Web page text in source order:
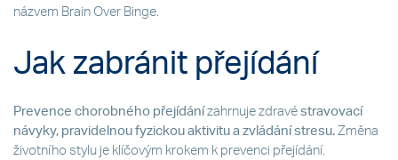
názvem Brain Over Binge.
Jak zabránit přejídání
Prevence chorobného přejídání zahrnuje zdravé stravovací
návyky, pravidelnou fyzickou aktivitu a zvládání stresu. Změna
životního stylu je klíčovým krokem k prevenci přejídání.